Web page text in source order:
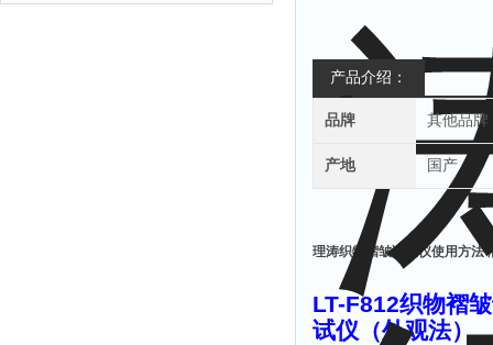
产品介绍：
品牌 其他品牌
产地 国产
理涛织物褶皱试验仪使用方法
LT-F812织物褶
试仪（外观法）